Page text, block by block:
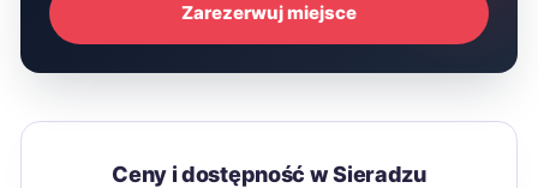
Zarezerwuj miejsce
Ceny i dostępność w Sieradzu